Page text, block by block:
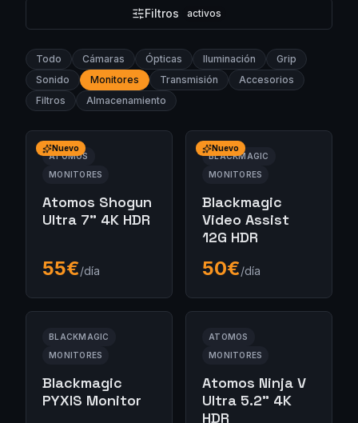
Filtros activos
Todo Cámaras Ópticas Iluminación
Grip
Sonido
Monitores Transmisión
Accesorios
Filtros
Almacenamiento
Nuevo
ATOMOS
MONITORES
Atomos Shogun
Ultra 7" 4K HDR
55€/día
Nuevo
BLACKMAGIC
MONITORES
Blackmagic
Video Assist
12G HDR
50€/día
BLACKMAGIC
MONITORES
Blackmagic
PYXIS Monitor
ATOMOS
MONITORES
Atomos Ninja V
Ultra 5.2" 4K
HDR